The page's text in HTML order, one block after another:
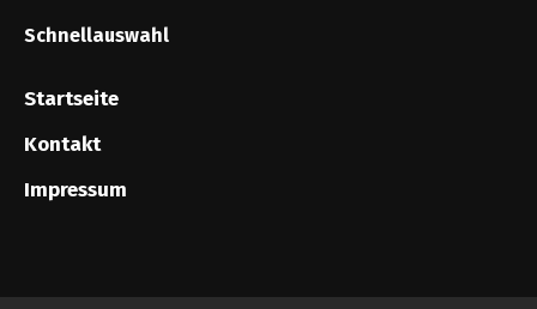
Schnellauswahl
Startseite
Kontakt
Impressum